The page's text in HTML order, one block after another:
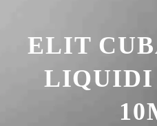
ELIT
LIQUIDI